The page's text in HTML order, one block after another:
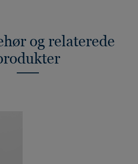
og relaterede